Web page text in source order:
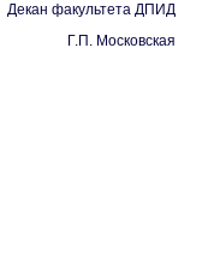
Декан факультета ДПИД
Г.П. Московская